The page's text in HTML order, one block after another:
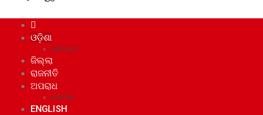
ଓଡ଼ିଶା
ମହାନଗର
ଜିଲ୍ଲା
ରାଜନୀତି
ଅପରାଧ
ଘୋଟାଲା
ENGLISH